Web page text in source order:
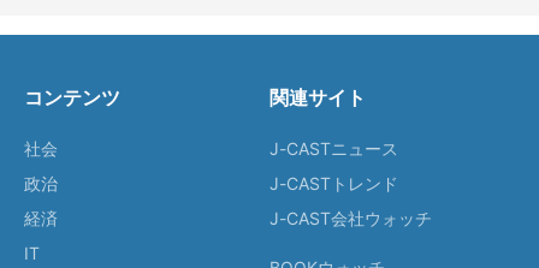
コンテンツ
社会
政治
経済
IT
関連サイト
J-CASTニュース
J-CASTトレンド
J-CAST会社ウォッチ